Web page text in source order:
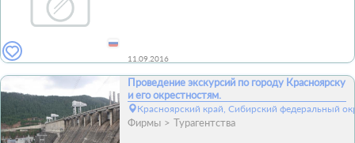
11.09.2016
Проведение экскурсий по городу Красноярску
и его окрестностям.
Красноярский край, Сибирский федеральный
Фирмы Турагентства